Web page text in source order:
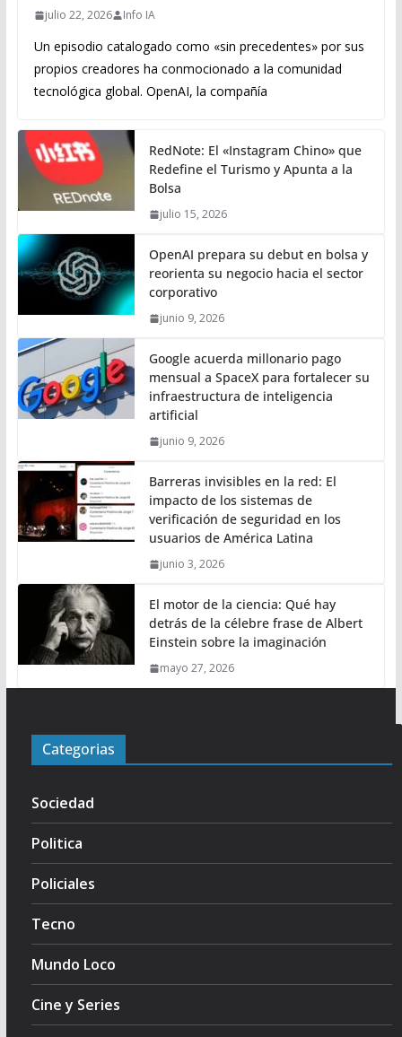
julio 22, 2026 Info IA
Un episodio catalogado como «sin precedentes» por sus
propios creadores ha conmocionado a la comunidad
tecnológica global. OpenAI, la compañía
RedNote: El «Instagram Chino» que
Redefine el Turismo y Apunta a la
Bolsa
julio 15, 2026
OpenAI prepara su debut en bolsa y
reorienta su negocio hacia el sector
corporativo
junio 9, 2026
Google acuerda millonario pago
mensual a SpaceX para fortalecer su
infraestructura de inteligencia
artificial
junio 9, 2026
Barreras invisibles en la red: El
impacto de los sistemas de
verificación de seguridad en los
usuarios de América Latina
junio 3, 2026
El motor de la ciencia: Qué hay
detrás de la célebre frase de Albert
Einstein sobre la imaginación
mayo 27, 2026
Categorias
Sociedad
Politica
Policiales
Tecno
Mundo Loco
Cine y Series